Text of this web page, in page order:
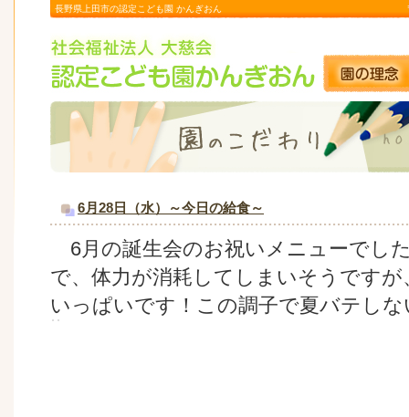
長野県上田市の認定こども園 かんぎおん
6月28日（水）～今日の給食～
6月の誕生会のお祝いメニューでし
で、体力が消耗してしまいそうです
いっぱいです！この調子で夏バテし